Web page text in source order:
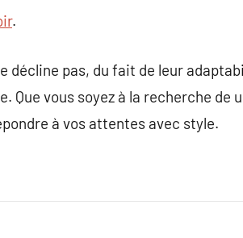
.
décline pas, du fait de leur
Que vous soyez à la recherche de
à vos attentes avec style.